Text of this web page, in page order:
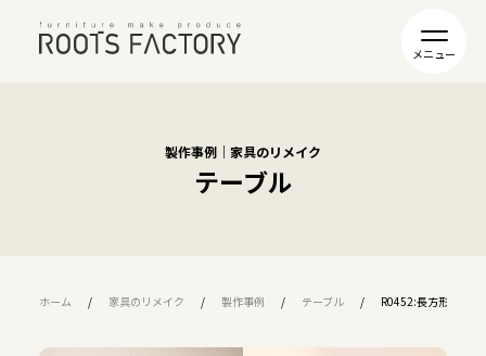
製作事例｜家具のリメイク
テーブル
ホーム 家具のリメイク 製作事例 テーブル R0452:長方形ダイニ